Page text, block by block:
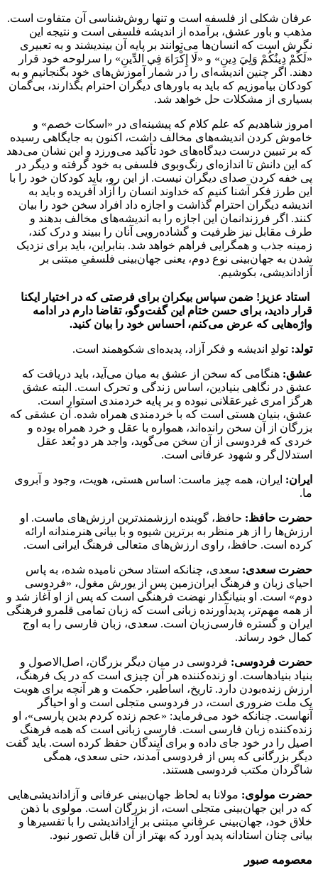
عرفان شکلی از فلسفه است و تنها روش‌شناسی آن متفاوت است.
مذهب و باور عشق، برآمده از اندیشه فلسفی است و نتیجه این
نگرش است که انسان‌ها می‌توانند بر پایه آن بیندیشند و به تعبیری
«لَكُمْ دِينُكُمْ وَلِيَ دِينِ» و «لَا إِكْرَاهَ فِي الدِّينِ» را سرلوحه خود قرار
دهند. اگر چنین اندیشه‌ای را در شمار آموزش‌های خود بگنجانیم و به
کودکان بیاموزیم که باید به باورهای دیگران احترام بگذارند، بی‌گمان
بسیاری از مشکلات حل خواهد شد.
امروز شاهدیم که علم کلام که پیشینه‌ای در «اسکات خصم» و
خاموش کردن اندیشه‌های مخالف داشت، اکنون به جایگاهی رسیده
که بر تبیین درست دیدگاه‌های خود تأکید می‌ورزد و این نشان می‌دهد
که این دانش تا اندازه‌ای رنگ‌وبوی فلسفی به خود گرفته و دیگر در
پی خفه کردن صدای دیگران نیست. از این رو، باید کودکان خود را با
این طرز فکر آشنا کنیم که خداوند انسان را آزاد آفریده و باید به
اندیشه دیگران احترام گذاشت و اجازه داد افراد سخن خود را بیان
کنند. اگر فرزندانمان این اجازه را به اندیشه‌های مخالف بدهند و
طرف مقابل نیز ظرفیت و گشاده‌رویی آنان را ببیند و درک کند،
زمینه جذب و همگرایی فراهم خواهد شد. بنابراین، باید برای نزدیک
شدن به جهان‌بینی نوع دوم، یعنی جهان‌بینی فلسفیِ مبتنی بر
آزاداندیشی، بکوشیم.
استاد عزیز! ضمن سپاس بیکران برای فرصتی که در اختیار ایکنا
قرار دادید، برای حسن ختام این گفت‌وگو، تقاضا دارم در ادامه
واژه‌هایی که عرض می‌کنم، احساس خود را بیان کنید.
تولد: تولدِ اندیشه و فکر آزاد، پدیده‌ای شکوهمند است.
عشق: هنگامی که سخن از عشق به میان می‌آید، باید دریافت که
عشق در نگاهی بنیادین، اساس زندگی و تحرک است. البته عشق
هرگز امری غیرعقلانی نبوده و بر پایه خردمندی استوار است.
عشق، بنیان هستی است که با خردمندی همراه شده. آن عشقی که
بزرگان از آن سخن رانده‌اند، همواره با عقل و خرد همراه بوده و
خردی که فردوسی از آن سخن می‌گوید، واجد هر دو بُعد عقل
استدلال‌گر و شهود عرفانی است.
ایران: ایران، همه‌ چیز ماست: اساس هستی، هویت، وجود و آبروی
ما.
حضرت حافظ: حافظ، گوینده ارزشمندترین ارزش‌های ماست. او
ارزش‌ها را از هر منظر به برترین شیوه و با بیانی هنرمندانه ارائه
کرده است. حافظ، راوی ارزش‌های متعالی فرهنگ ایرانی است.
حضرت سعدی: سعدی، چنانکه استاد سخن نامیده شده، به پاس
احیای زبان و فرهنگ ایران‌زمین پس از یورش مغول، «فردوسی
دوم» است. او بنیانگذار نهضت فرهنگی است که پس از او آغاز شد و
از همه مهم‌تر، پدیدآورنده زبانی است که زبان تمامی قلمرو فرهنگی
ایران و گستره فارسی‌زبان است. سعدی، زبان فارسی را به اوج
کمال خود رساند.
حضرت فردوسی: فردوسی در میان دیگر بزرگان، اصل‌الاصول و
بنیاد بنیادهاست. او زنده‌کننده هر آن چیزی است که در یک فرهنگ،
ارزش زنده‌بودن دارد. تاریخ، اساطیر، حکمت و هر آنچه برای هویت
یک ملت ضروری است، در فردوسی متجلی است و او احیاگر
آنهاست. چنانکه خود می‌فرماید: «عجم زنده کردم بدین پارسی»، او
زنده‌کننده زبان فارسی است. فارسی زبانی است که همه فرهنگ
اصیل را در خود جای داده و برای آیندگان حفظ کرده است. باید گفت
دیگر بزرگانی که پس از فردوسی آمدند، حتی سعدی، همگی
شاگردان مکتب فردوسی هستند.
حضرت مولوی: مولانا به لحاظ جهان‌بینی عرفانی و آزاداندیشی‌هایی
که در این جهان‌بینی متجلی است، از بزرگان است. مولوی با ذهن
خلاق خود، جهان‌بینی عرفانیِ مبتنی بر آزاداندیشی را با تفسیرها و
بیانی چنان استادانه پدید آورد که بهتر از آن قابل تصور نبود.
معصومه صبور